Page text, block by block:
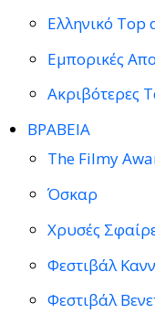
Ελληνικό Top
Εμπορικές
Ακριβότερες
ΒΡΑΒΕΙΑ
The Filmy
Όσκαρ
Χρυσές
Φεστιβάλ
Φεστιβάλ